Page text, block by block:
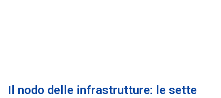
Il nodo delle infrastrutture: le sette